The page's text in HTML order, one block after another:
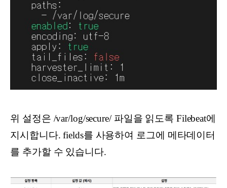
위 설정은 /var/log/secure/ 파일을 읽도록 Filebeat에
지시합니다. fields를 사용하여 로그에 메타데이터
를 추가할 수 있습니다.